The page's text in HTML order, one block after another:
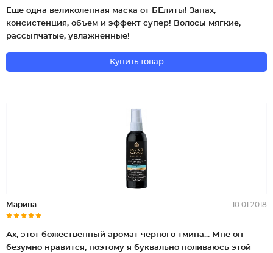
Еще одна великолепная маска от БЕлиты! Запах,
консистенция, объем и эффект супер! Волосы мягкие,
рассыпчатые, увлажненные!
Купить товар
Марина 10.01.2018
Ах, этот божественный аромат черного тмина... Мне он
безумно нравится, поэтому я буквально поливаюсь этой